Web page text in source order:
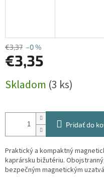
€3,37 –0 %
€3,35
cena:
Skladom (3 ks)
Pridať do
Praktický a kompaktný
kaprársku bižutériu.
bezpečným magnetickým